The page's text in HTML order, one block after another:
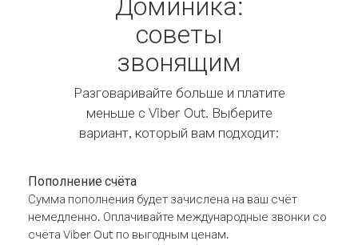
советы
звонящим
Разговаривайте больше и платите
меньше с Viber Out. Выберите
вариант, который вам подходит:
Пополнение счёта
Сумма пополнения будет зачислена на ваш счёт
немедленно. Оплачивайте международные звонки со
счёта Viber Out по выгодным ценам.